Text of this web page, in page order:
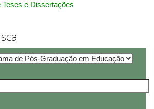
Teses e Dissertações